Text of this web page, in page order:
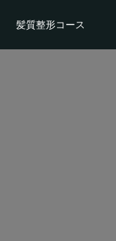
髪質整形コース